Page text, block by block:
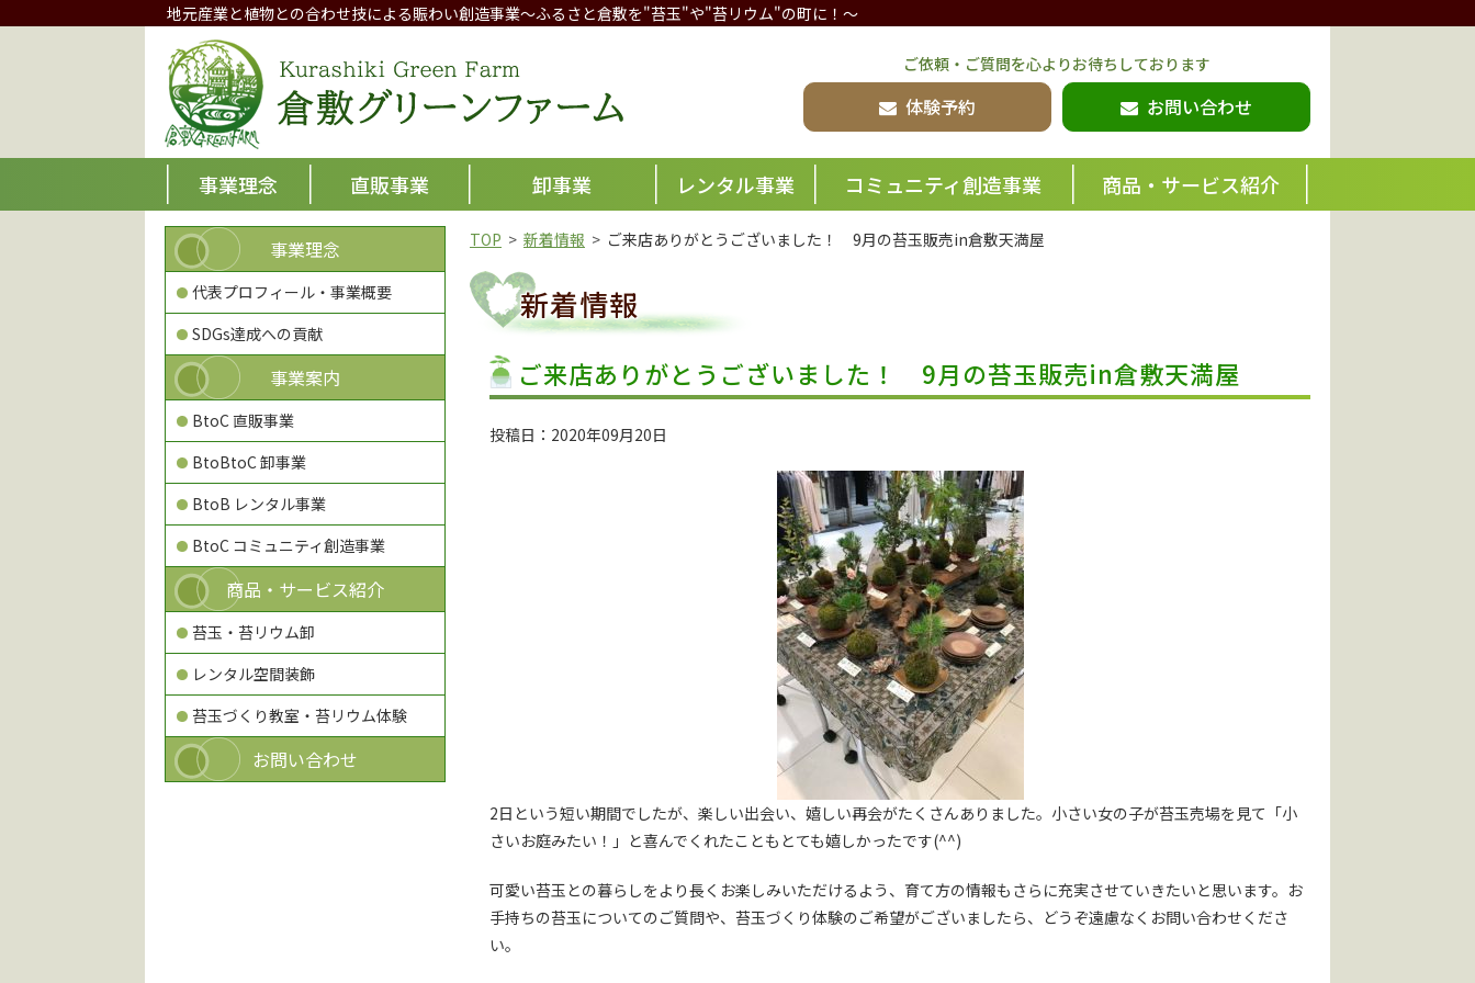
地元産業と植物との合わせ技による賑わい創造事業～ふるさと倉敷を"苔玉"や"苔リウム"の町に！～
ご依頼・ご質問を心よりお待ちしております
体験予約 お問い合わせ
事業理念 直販事業 卸事業 レンタル事業 コミュニティ創造事業 商品・サービス紹介
TOP 新着情報 ご来店ありがとうございました！ 9月の苔玉販売in倉敷天満屋
新着情報
ご来店ありがとうございました！ 9月の苔玉販売in倉敷天満屋
投稿日：2020年09月20日
2日という短い期間でしたが、楽しい出会い、嬉しい再会がたくさんありました。小さい女の子が苔玉売場を見て「小
さいお庭みたい！」と喜んでくれたこともとても嬉しかったです(^^)
可愛い苔玉との暮らしをより長くお楽しみいただけるよう、育て方の情報もさらに充実させていきたいと思います。お
手持ちの苔玉についてのご質問や、苔玉づくり体験のご希望がございましたら、どうぞ遠慮なくお問い合わせくださ
い。
事業理念
代表プロフィール・事業概要
SDGs達成への貢献
事業案内
BtoC 直販事業
BtoBtoC 卸事業
BtoB レンタル事業
BtoC コミュニティ創造事業
商品・サービス紹介
苔玉・苔リウム卸
レンタル空間装飾
苔玉づくり教室・苔リウム体験
お問い合わせ